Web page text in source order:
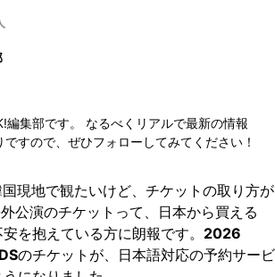
編集部です。 なるべくリアルで最新の情報
すので、ぜひフォローしてみてください！
国現地で観たいけど、チケットの取り方が
公演のチケットって、日本から買える
を抱えている方に朗報です。 2026
のチケットが、日本語対応の予約サービ